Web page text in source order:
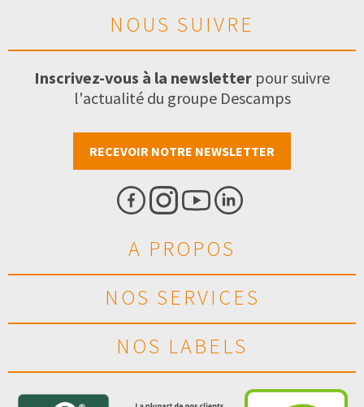
NOUS SUIVRE
Inscrivez-vous à la newsletter pour suivre
l'actualité du groupe Descamps
RECEVOIR NOTRE NEWSLETTER
A PROPOS
NOS SERVICES
NOS LABELS